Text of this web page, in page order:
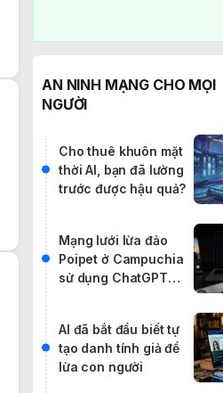
AN NINH MẠNG CHO MỌI
NGƯỜI
Cho thuê khuôn mặt
thời AI, bạn đã lường
trước được hậu quả?
Mạng lưới lừa đảo
Poipet ở Campuchia
sử dụng ChatGPT
AI đã bắt đầu biết tự
tạo danh tính giả để
lừa con người